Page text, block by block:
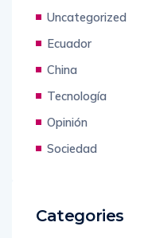
Uncategorized
Ecuador
China
Tecnología
Opinión
Sociedad
Categories